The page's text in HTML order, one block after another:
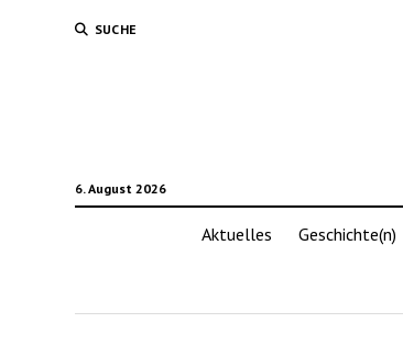
SUCHE
6. August 2026
Aktuelles Geschichte(n)